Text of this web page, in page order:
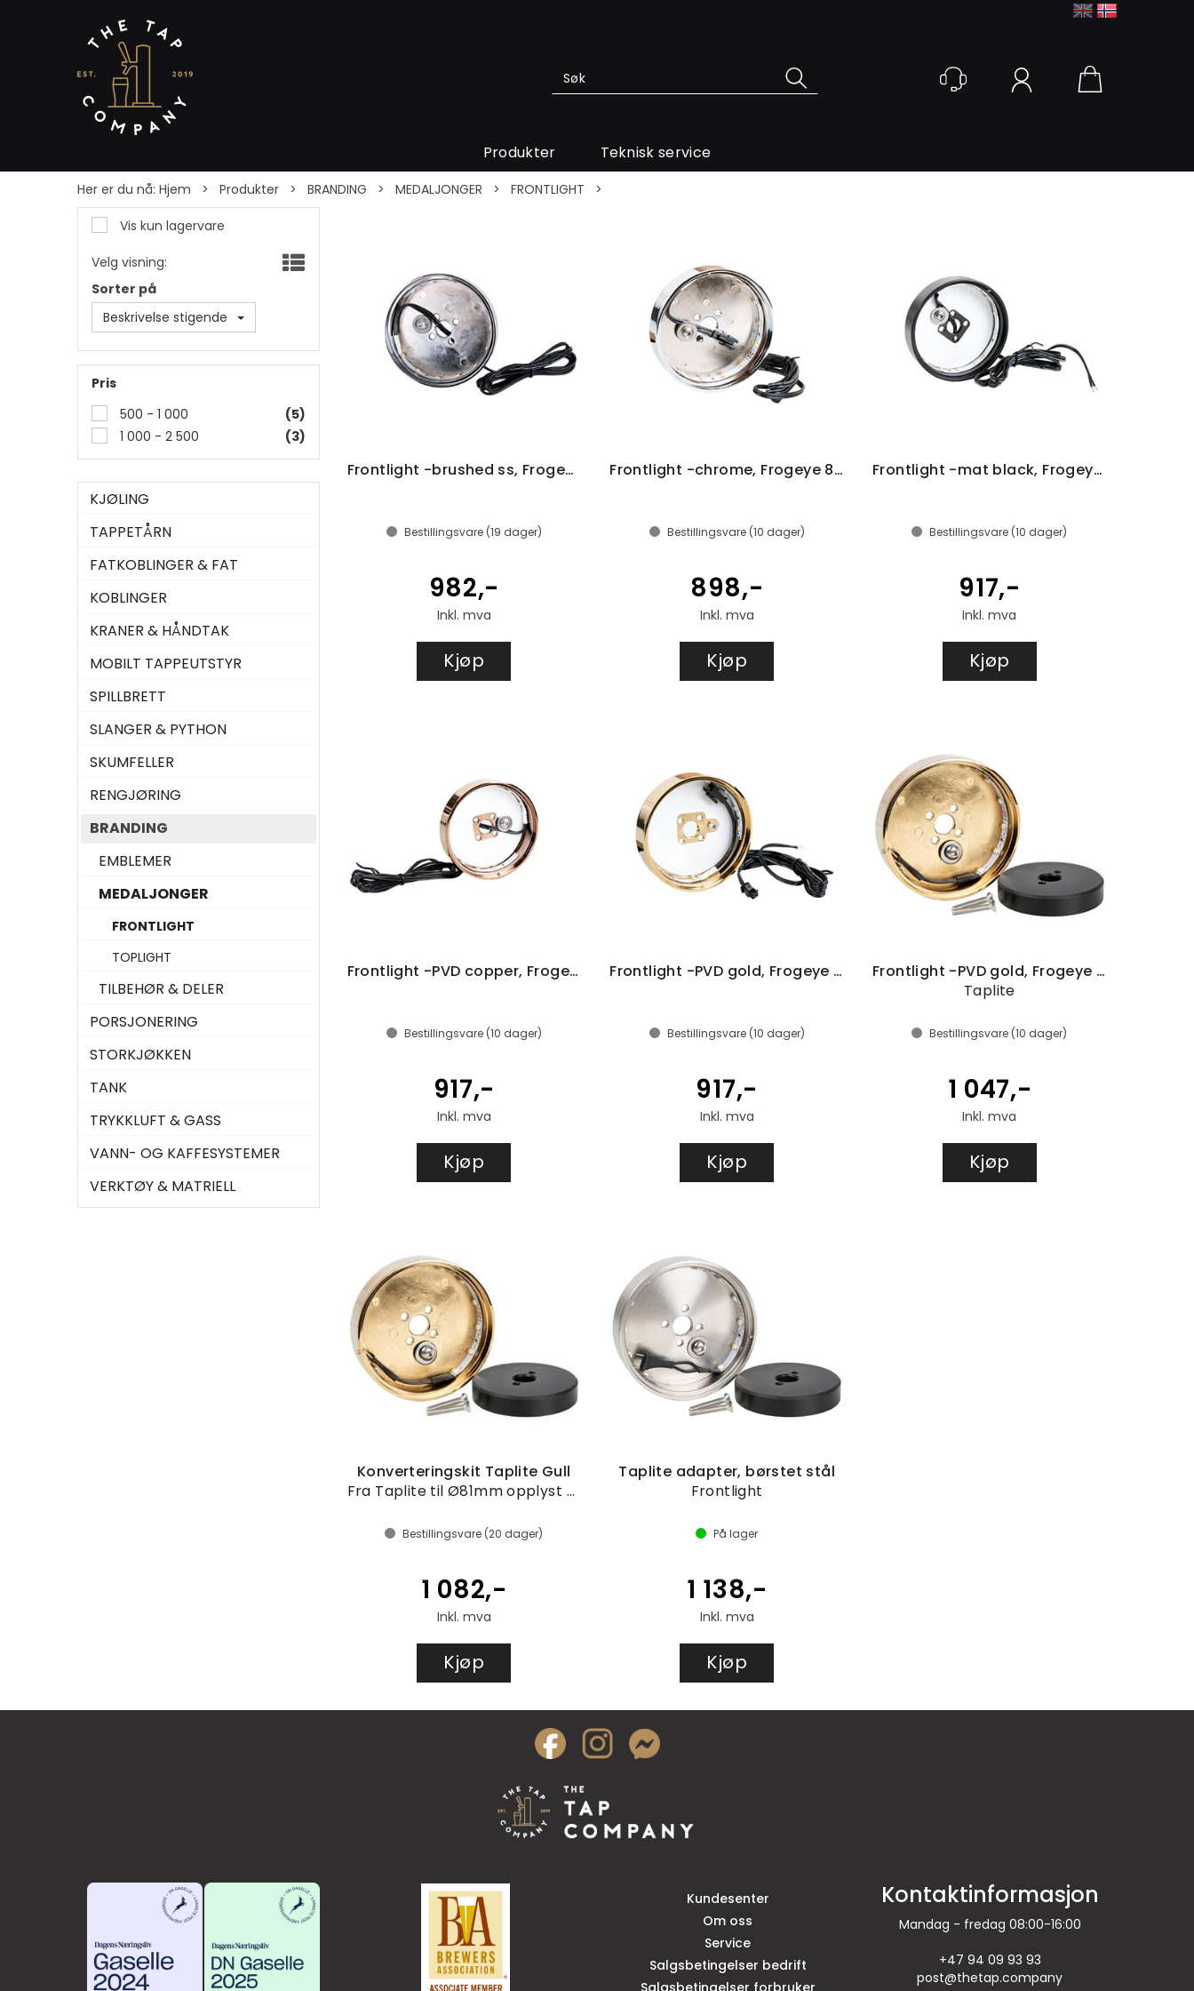
Produkter Teknisk service
Her er du nå: Hjem > Produkter > BRANDING > MEDALJONGER > FRONTLIGHT >
Vis kun lagervare
Velg visning:
Sorter på
Beskrivelse stigende
Pris
500 - 1 000
(5)
1 000 - 2 500
(3)
KJØLING
TAPPETÅRN
FATKOBLINGER & FAT
KOBLINGER
KRANER & HÅNDTAK
MOBILT TAPPEUTSTYR
SPILLBRETT
SLANGER & PYTHON
SKUMFELLER
RENGJØRING
BRANDING
EMBLEMER
MEDALJONGER
FRONTLIGHT
TOPLIGHT
TILBEHØR & DELER
PORSJONERING
STORKJØKKEN
TANK
TRYKKLUFT & GASS
VANN- OG KAFFESYSTEMER
VERKTØY & MATRIELL
Frontlight -brushed ss, Frogeye 81mm
Bestillingsvare (19 dager)
982,-
Inkl. mva
Kjøp
Frontlight -chrome, Frogeye 81mm
Bestillingsvare (10 dager)
898,-
Inkl. mva
Kjøp
Frontlight -mat black, Frogeye 81mm
Bestillingsvare (10 dager)
917,-
Inkl. mva
Kjøp
Frontlight -PVD copper, Frogeye 81mm
Bestillingsvare (10 dager)
917,-
Inkl. mva
Kjøp
Frontlight -PVD gold, Frogeye 81mm
Bestillingsvare (10 dager)
917,-
Inkl. mva
Kjøp
Frontlight -PVD gold, Frogeye 81mm,
Taplite
Bestillingsvare (10 dager)
1 047,-
Inkl. mva
Kjøp
Konverteringskit Taplite Gull
Fra Taplite til Ø81mm opplyst medaljong
Bestillingsvare (20 dager)
1 082,-
Inkl. mva
Kjøp
Taplite adapter, børstet stål
Frontlight
På lager
1 138,-
Inkl. mva
Kjøp
Kundesenter
Om oss
Service
Salgsbetingelser bedrift
Kontaktinformasjon
Mandag - fredag 08:00-16:00
+47 94 09 93 93
post@thetap.company